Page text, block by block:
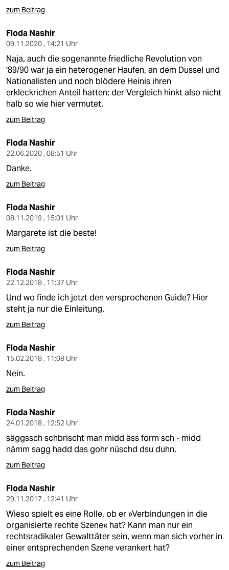
zum Beitrag
Floda Nashir
09.11.2020 , 14:21 Uhr
Naja, auch die sogenannte friedliche Revolution von
'89/90 war ja ein heterogener Haufen, an dem Dussel und
Nationalisten und noch blödere Heinis ihren
erkleckrichen Anteil hatten; der Vergleich hinkt also nicht
halb so wie hier vermutet.
zum Beitrag
Floda Nashir
22.06.2020 , 08:51 Uhr
Danke.
zum Beitrag
Floda Nashir
08.11.2019 , 15:01 Uhr
Margarete ist die beste!
zum Beitrag
Floda Nashir
22.12.2018 , 11:37 Uhr
Und wo finde ich jetzt den versprochenen Guide? Hier
steht ja nur die Einleitung.
zum Beitrag
Floda Nashir
15.02.2018 , 11:08 Uhr
Nein.
zum Beitrag
Floda Nashir
24.01.2018 , 12:52 Uhr
säggssch schbrischt man midd äss form sch - midd
nämm sagg hadd das gohr nüschd dsu duhn.
zum Beitrag
Floda Nashir
29.11.2017 , 12:41 Uhr
Wieso spielt es eine Rolle, ob er »Verbindungen in die
organisierte rechte Szene« hat? Kann man nur ein
rechtsradikaler Gewalttäter sein, wenn man sich vorher in
einer entsprechenden Szene verankert hat?
zum Beitrag